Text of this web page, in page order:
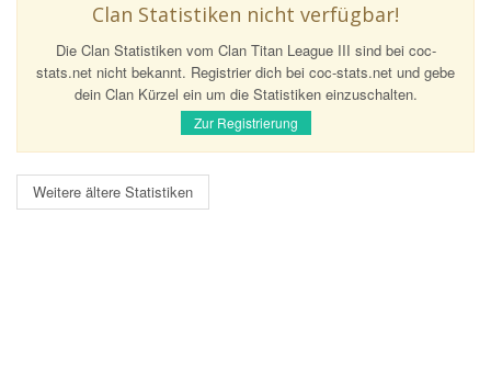
Clan Statistiken nicht verfügbar!
Die Clan Statistiken vom Clan Titan League III sind bei coc-
stats.net nicht bekannt. Registrier dich bei coc-stats.net und gebe
dein Clan Kürzel ein um die Statistiken einzuschalten.
Zur Registrierung
Weitere ältere Statistiken